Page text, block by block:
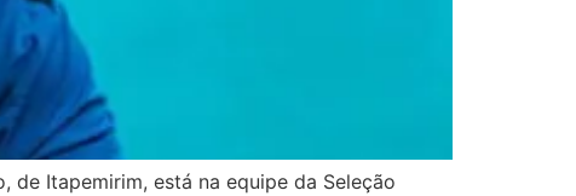
Itapemirim, está na equipe da Seleção